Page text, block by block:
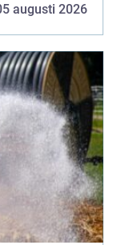
augusti 2026